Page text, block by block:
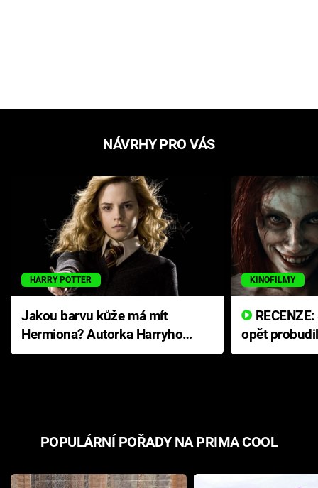
NÁVRHY PRO VÁS
HARRY POTTER
Jakou barvu kůže má mít
Hermiona? Autorka Harryho
Pottera přišla s ráznou
KINOFILMY
opět
přichází s
POPULÁRNÍ POŘADY NA PRIMA COOL